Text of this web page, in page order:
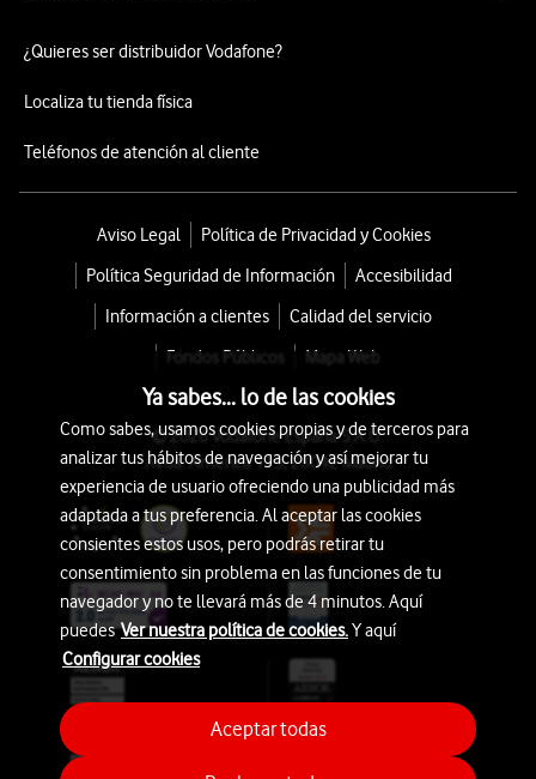
¿Quieres ser distribuidor Vodafone?
Localiza tu tienda física
Teléfonos de atención al cliente
Aviso Legal
Política de Privacidad y Cookies
Política Seguridad de Información
Accesibilidad
Información a clientes
Calidad del servicio
Fondos Públicos
Mapa Web
© 2026 Vodafone España S.A.U.
Avda. América 115, 28042 Madrid
Ya sabes... lo de las cookies
Como sabes, usamos cookies propias y de terceros para
analizar tus hábitos de navegación y así mejorar tu
experiencia de usuario ofreciendo una publicidad más
adaptada a tus preferencia. Al aceptar las cookies
consientes estos usos, pero podrás retirar tu
consentimiento sin problema en las funciones de tu
navegador y no te llevará más de 4 minutos. Aquí
puedesVer nuestra política de cookies.Y aquí
Configurar cookies
Aceptar todas